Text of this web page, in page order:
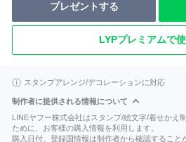
プレゼントする
LYPプレミアムで
スタンプアレンジ/デコレーションに対応
制作者に提供される情報について
LINEヤフー株式会社はスタンプ/絵文字/着せかえ
ために、お客様の購入情報を利用します。
購入日付、登録国情報は制作者から確認するこ